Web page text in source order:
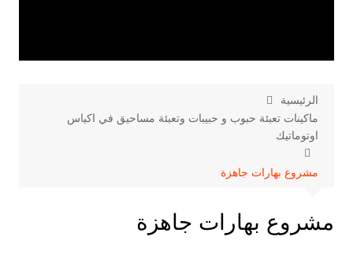
الرئيسية
ماكينات تعبئة حبوب و حبيبات وتعبئة مساحيق في اكياس
اوتوماتيك
مشروع بهارات جاهزة
مشروع بهارات جاهزة